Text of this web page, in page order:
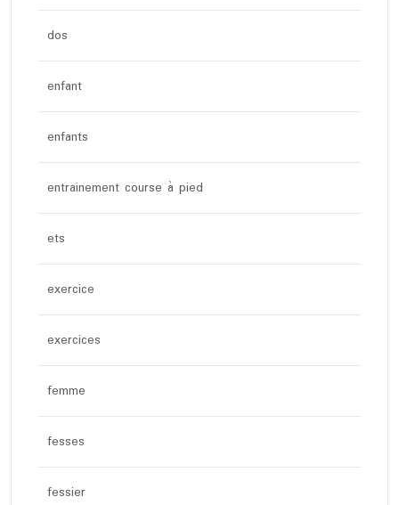
dos
enfant
enfants
entrainement course à pied
ets
exercice
exercices
femme
fesses
fessier